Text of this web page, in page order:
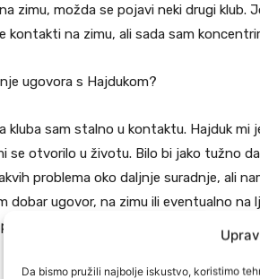
Da bismo pružili najbolje iskustvo, koristimo
zimu, možda se pojavi neki drugi klub.
kontakti na zimu, ali sada sam
ugovora s Hajdukom?
kluba sam stalno u kontaktu. Hajduk
se otvorilo u životu. Bilo bi jako tužno
problema oko daljnje suradnje, ali
dobar ugovor, na zimu ili eventualno na
ugovor ili ćemo čekati zimu